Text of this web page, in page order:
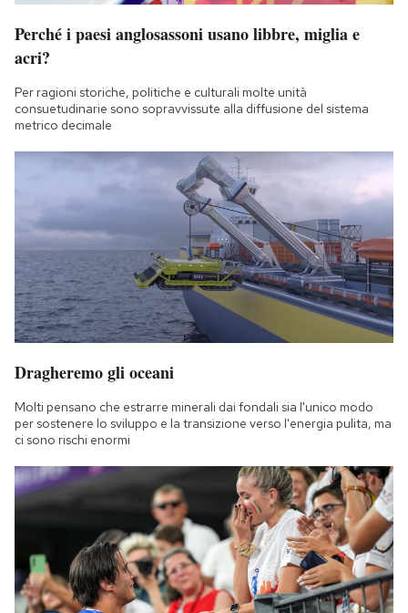
Perché i paesi anglosassoni usano libbre, miglia e
acri?
Per ragioni storiche, politiche e culturali molte unità
consuetudinarie sono sopravvissute alla diffusione del sistema
metrico decimale
Dragheremo gli oceani
Molti pensano che estrarre minerali dai fondali sia l'unico modo
per sostenere lo sviluppo e la transizione verso l'energia pulita, ma
ci sono rischi enormi